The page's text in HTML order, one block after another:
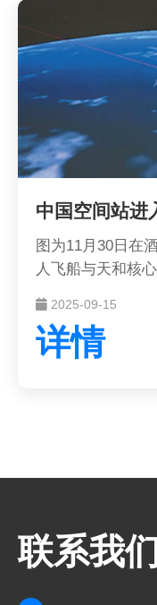
中国空间站进
图为11月30日在
人飞船与天和核
2025-09-15
详情
联系我